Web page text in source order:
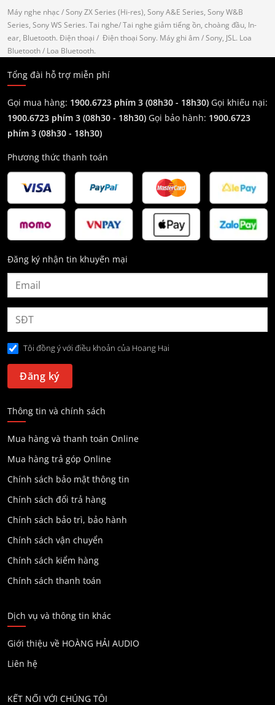
Máy nghe nhạc / Sony ZX Series (Hi-res), Sony A&E Series, Sony W&B
Series, Sony WS Series. Tai nghe/ Tai nghe giảm tiếng ồn, choàng đầu, In-
ear, Bluetooth. Điện thoại / Điện thoại Sony. Máy ghi âm / Sony, JSL. Loa
Bluetooth/ Loa Bluetooth.
Tổng đài hỗ trợ miễn phí
Gọi mua hàng: 1900.6723 phím 3 (08h30 - 18h30) Gọi khiếu nại:
1900.6723 phím 3 (08h30 - 18h30) Gọi bảo hành: 1900.6723
phím 3 (08h30 - 18h30)
Phương thức thanh toán
Đăng ký nhận tin khuyến mại
Tôi đồng ý với điều khoản của Hoang Hai
Thông tin và chính sách
Mua hàng và thanh toán Online
Mua hàng trả góp Online
Chính sách bảo mật thông tin
Chính sách đổi trả hàng
Chính sách bảo trì, bảo hành
Chính sách vận chuyển
Chính sách kiểm hàng
Chính sách thanh toán
Dịch vụ và thông tin khác
Giới thiệu về HOÀNG HẢI AUDIO
Liên hệ
KẾT NỐI VỚI CHÚNG TÔI